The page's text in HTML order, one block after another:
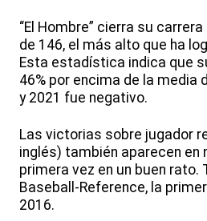
“El Hombre” cierra su
de 146, el más alto que ha
Esta estadística indica que
46% por encima de la media
y 2021 fue negativo.
Las victorias sobre jugador
inglés) también aparecen
primera vez en un buen rato.
Baseball-Reference, la
2016.